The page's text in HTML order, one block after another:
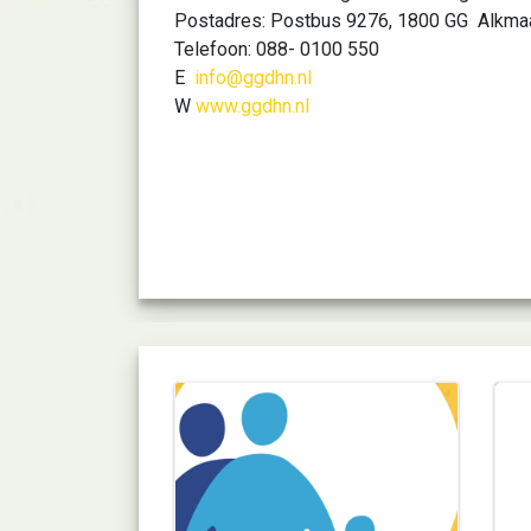
Postadres: Postbus 9276, 1800 GG
Telefoon: 088- 0100 550
E info@ggdhn.nl
W www.ggdhn.nl